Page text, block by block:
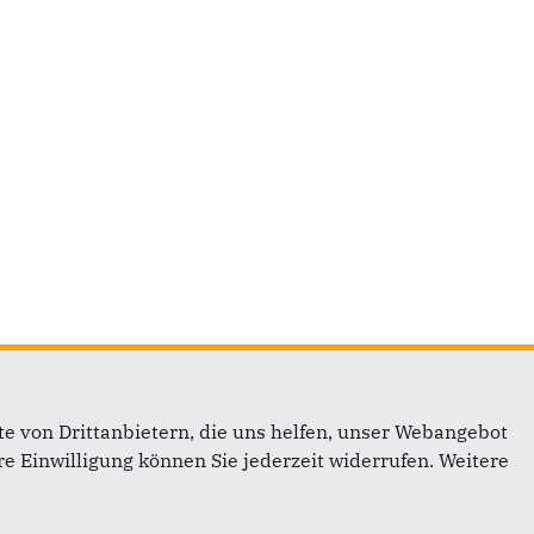
von Drittanbietern, die uns helfen, unser Webangebot
Einwilligung können Sie jederzeit widerrufen. Weitere